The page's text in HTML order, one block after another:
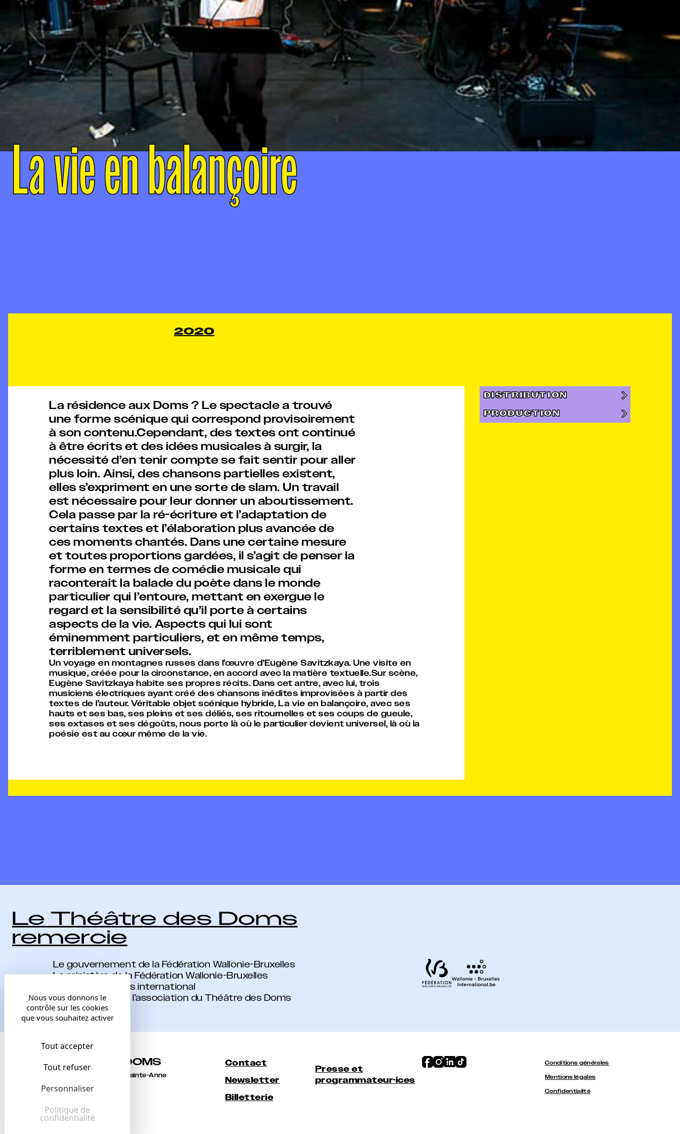
La vie en balançoire
2020
La résidence aux Doms ? Le spectacle a trouvé
une forme scénique qui correspond provisoirement
à son contenu.Cependant, des textes ont continué
à être écrits et des idées musicales à surgir, la
nécessité d’en tenir compte se fait sentir pour aller
plus loin. Ainsi, des chansons partielles existent,
elles s’expriment en une sorte de slam. Un travail
est nécessaire pour leur donner un aboutissement.
Cela passe par la ré-écriture et l’adaptation de
certains textes et l’élaboration plus avancée de
ces moments chantés. Dans une certaine mesure
et toutes proportions gardées, il s’agit de penser la
forme en termes de comédie musicale qui
raconterait la balade du poète dans le monde
particulier qui l’entoure, mettant en exergue le
regard et la sensibilité qu’il porte à certains
aspects de la vie. Aspects qui lui sont
éminemment particuliers, et en même temps,
terriblement universels.
Un voyage en montagnes russes dans l’œuvre d’Eugène Savitzkaya. Une visite en
musique, créée pour la circonstance, en accord avec la matière textuelle.Sur scène,
Eugène Savitzkaya habite ses propres récits. Dans cet antre, avec lui, trois
musiciens électriques ayant créé des chansons inédites improvisées à partir des
textes de l’auteur. Véritable objet scénique hybride, La vie en balançoire, avec ses
hauts et ses bas, ses pleins et ses déliés, ses ritournelles et ses coups de gueule,
ses extases et ses dégoûts, nous porte là où le particulier devient universel, là où la
poésie est au cœur même de la vie.
DISTRIBUTION
PRODUCTION
Le Théâtre des Doms
remercie
Le gouvernement de la Fédération Wallonie-Bruxelles
Le ministère de la Fédération Wallonie-Bruxelles
Wallonie-Bruxelles international
Les membres de l’association du Théâtre des Doms
THÉÂT DOMS
1 bis rue des Escaliers Sainte-Anne
+33 [0]4 90 14 07 99
Contact
Newsletter
Billetterie
Presse et
programmateur·ices
Conditions générales
Mentions légales
Confidentialité
Nous vous donnons le
contrôle sur les cookies
que vous souhaitez activer
Tout accepter
Tout refuser
Personnaliser
Politique de
confidentialité